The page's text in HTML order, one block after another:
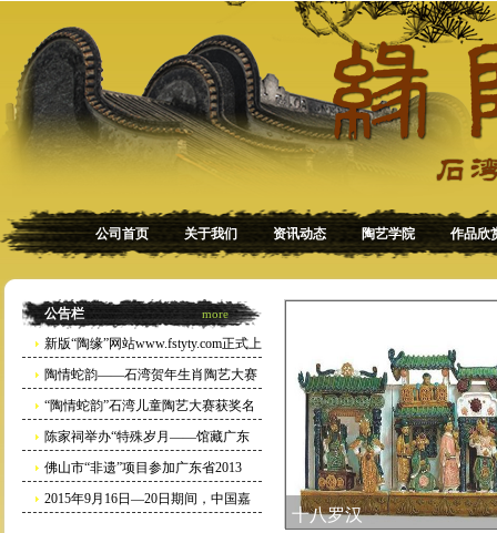
公司首页 关于我们 资讯动态 陶艺学院 作品欣
公告栏 more
新版“陶缘”网站www.fstyty.com正式上
线
[2012-07-05]
陶情蛇韵——石湾贺年生肖陶艺大赛
暨金蛇献瑞迎春巡回展获奖名单
[2013-01-09]
“陶情蛇韵”石湾儿童陶艺大赛获奖名
单
[2013-01-09]
陈家祠举办“特殊岁月——馆藏广东
陶瓷作品展（1966－1976年）”，展
览时间
佛山市“非遗”项目参加广东省2013
年“文化节遗产日”活动
2015年9月16日—20日期间，中国嘉
十八罗汉